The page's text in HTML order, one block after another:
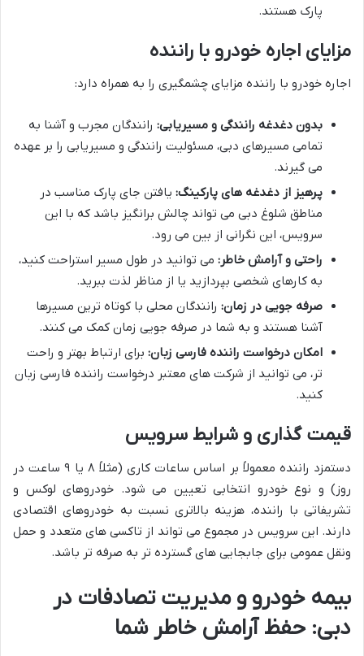
پارک هستند.
مزایای اجاره خودرو با راننده
اجاره خودرو با راننده مزایای چشمگیری را به همراه دارد:
بدون دغدغه رانندگی و مسیریابی: رانندگان مجرب و آشنا به
تمامی مسیرهای دبی، مسئولیت رانندگی و مسیریابی را بر عهده
می گیرند.
پرهیز از دغدغه های پارکینگ: یافتن جای پارک مناسب در
مناطق شلوغ دبی می تواند چالش برانگیز باشد که با این
سرویس، این نگرانی از بین می رود.
راحتی و آرامش خاطر: می توانید در طول مسیر استراحت کنید،
به کارهای شخصی بپردازید یا از مناظر لذت ببرید.
صرفه جویی در زمان: رانندگان محلی با کوتاه ترین مسیرها
آشنا هستند و به شما در صرفه جویی زمان کمک می کنند.
امکان درخواست راننده فارسی زبان: برای ارتباط بهتر و راحت
تر، می توانید از شرکت های معتبر درخواست راننده فارسی زبان
کنید.
قیمت گذاری و شرایط سرویس
دستمزد راننده معمولاً بر اساس ساعات کاری (مثلاً ۸ یا ۹ ساعت در
روز) و نوع خودرو انتخابی تعیین می شود. خودروهای لوکس و
تشریفاتی با راننده، هزینه بالاتری نسبت به خودروهای اقتصادی
دارند. این سرویس در مجموع می تواند از تاکسی های متعدد و حمل
ونقل عمومی برای جابجایی های گسترده تر به صرفه تر باشد.
بیمه خودرو و مدیریت تصادفات در
دبی: حفظ آرامش خاطر شما